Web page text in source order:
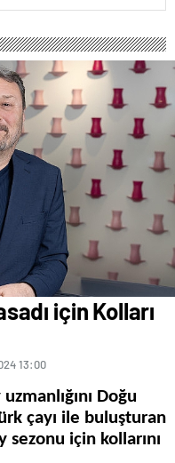
için Kolları
13:00
Doğu
çayı ile buluşturan
sezonu için kollarını